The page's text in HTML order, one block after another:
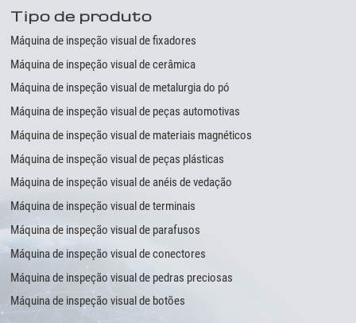
Tipo de produto
Máquina de inspeção visual de fixadores
Máquina de inspeção visual de cerâmica
Máquina de inspeção visual de metalurgia do pó
Máquina de inspeção visual de peças automotivas
Máquina de inspeção visual de materiais magnéticos
Máquina de inspeção visual de peças plásticas
Máquina de inspeção visual de anéis de vedação
Máquina de inspeção visual de terminais
Máquina de inspeção visual de parafusos
Máquina de inspeção visual de conectores
Máquina de inspeção visual de pedras preciosas
Máquina de inspeção visual de botões